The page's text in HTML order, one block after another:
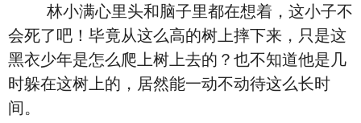
林小满心里头和脑子里都在想着，这小子不
会死了吧！毕竟从这么高的树上摔下来，只是这
黑衣少年是怎么爬上树上去的？也不知道他是几
时躲在这树上的，居然能一动不动待这么长时
间。